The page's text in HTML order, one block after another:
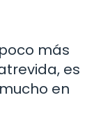
más
es
en